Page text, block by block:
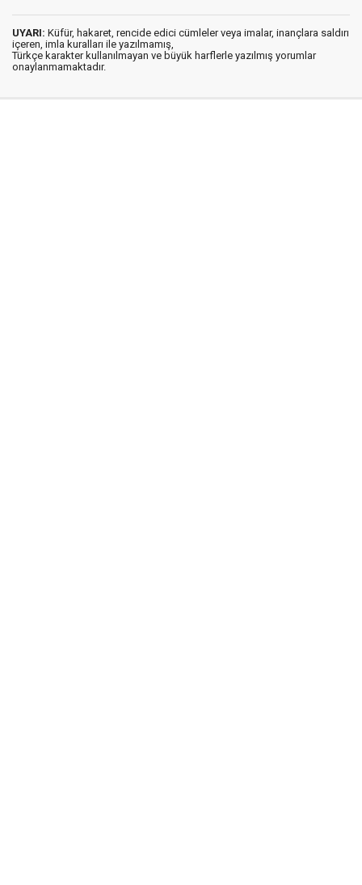
UYARI: Küfür, hakaret, rencide edici cümleler veya imalar, inançlara saldırı
içeren, imla kuralları ile yazılmamış,
Türkçe karakter kullanılmayan ve büyük harflerle yazılmış yorumlar
onaylanmamaktadır.